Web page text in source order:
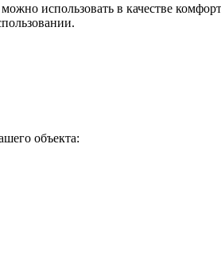
использовать в качестве
объекта: